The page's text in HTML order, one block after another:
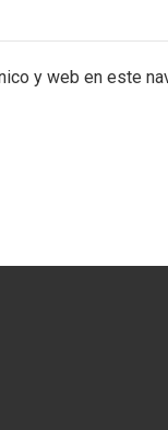
y web en este